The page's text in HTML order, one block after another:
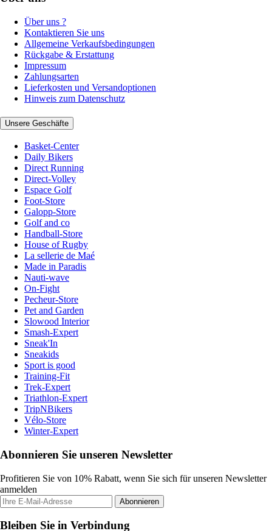
Über uns ?
Kontaktieren Sie uns
Allgemeine Verkaufsbedingungen
Rückgabe & Erstattung
Impressum
Zahlungsarten
Lieferkosten und Versandoptionen
Hinweis zum Datenschutz
Unsere Geschäfte
Basket-Center
Daily Bikers
Direct Running
Direct-Volley
Espace Golf
Foot-Store
Galopp-Store
Golf and co
Handball-Store
House of Rugby
La sellerie de Maé
Made in Paradis
Nauti-wave
On-Fight
Pecheur-Store
Pet and Garden
Slowood Interior
Smash-Expert
Sneak'In
Sneakids
Sport is good
Training-Fit
Trek-Expert
Triathlon-Expert
TripNBikers
Vélo-Store
Winter-Expert
Abonnieren Sie unseren Newsletter
Profitieren Sie von 10% Rabatt, wenn Sie sich für unseren Newsletter
anmelden
Abonnieren
Bleiben Sie in Verbindung